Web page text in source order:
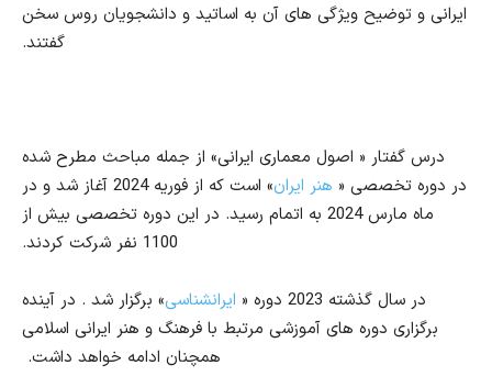
ایرانی و توضیح ویژگی های آن به اساتید و دانشجویان روس سخن
گفتند.
درس گفتار « اصول معماری ایرانی» از جمله مباحث مطرح شده
در دوره تخصصی « هنر ایران
» است که از فوریه 2024 آغاز شد و در
ماه مارس 2024 به اتمام رسید. در این دوره تخصصی بیش از
1100 نفر شرکت کردند.
در سال گذشته 2023 دوره « ایرانشناسی» برگزار شد . در آینده
برگزاری دوره های آموزشی مرتبط با فرهنگ و هنر ایرانی اسلامی
همچنان ادامه خواهد داشت.